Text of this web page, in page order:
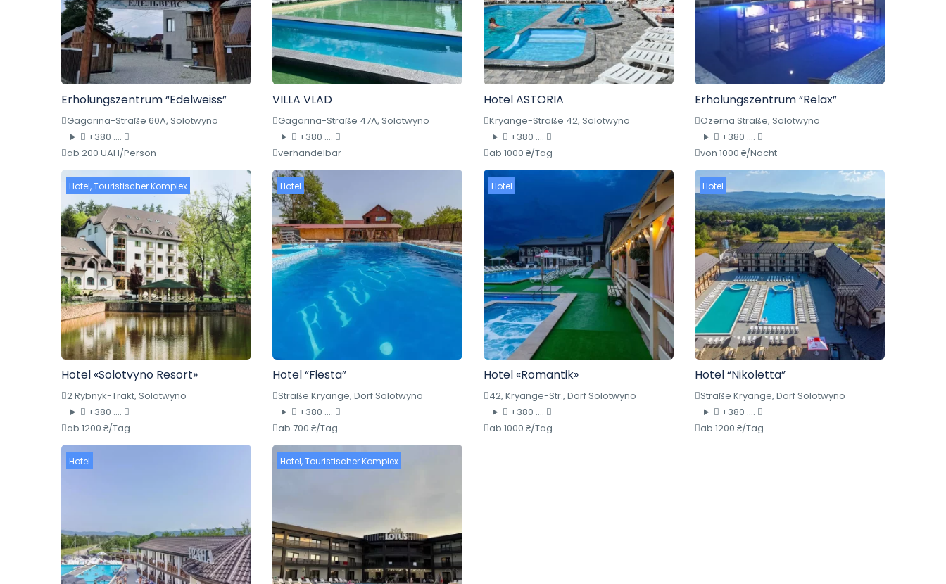
Erholungszentrum “Edelweiss”
Gagarina-Straße 60A, Solotwyno
+380 ....
ab 200 UAH/Person
VILLA VLAD
Gagarina-Straße 47A, Solotwyno
+380 ....
verhandelbar
Hotel ASTORIA
Kryange-Straße 42, Solotwyno
+380 ....
ab 1000 ₴/Tag
Erholungszentrum “Relax”
Ozerna Straße, Solotwyno
+380 ....
von 1000 ₴/Nacht
Hotel,Touristischer Komplex
Hotel «Solotvyno Resort»
2 Rybnyk-Trakt, Solotwyno
+380 ....
ab 1200 ₴/Tag
Hotel
Hotel “Fiesta”
Straße Kryange, Dorf Solotwyno
+380 ....
ab 700 ₴/Tag
Hotel
Hotel «Romantik»
42, Kryange-Str., Dorf Solotwyno
+380 ....
ab 1000 ₴/Tag
Hotel
Hotel “Nikoletta”
Straße Kryange, Dorf Solotwyno
+380 ....
ab 1200 ₴/Tag
Hotel Hotel,Touristischer Komplex